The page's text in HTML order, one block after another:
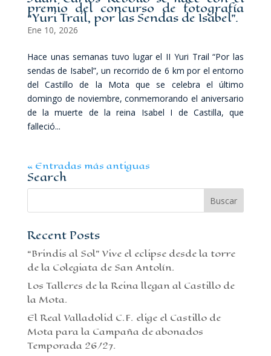
premio del concurso de fotografía
“Yuri Trail, por las Sendas de Isabel”.
Ene 10, 2026
Hace unas semanas tuvo lugar el II Yuri Trail “Por las
sendas de Isabel”, un recorrido de 6 km por el entorno
del Castillo de la Mota que se celebra el último
domingo de noviembre, conmemorando el aniversario
de la muerte de la reina Isabel I de Castilla, que
falleció...
« Entradas más antiguas
Search
Recent Posts
“Brindis al Sol” Vive el eclipse desde la torre
de la Colegiata de San Antolín.
Los Talleres de la Reina llegan al Castillo de
la Mota.
El Real Valladolid C.F. elige el Castillo de
Mota para la Campaña de abonados
Temporada 26/27.